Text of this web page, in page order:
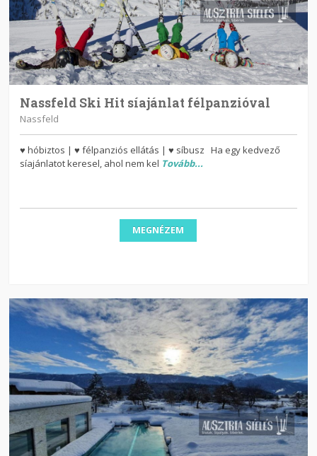
Nassfeld Ski Hit síajánlat félpanzióval
Nassfeld
♥ hóbiztos | ♥ félpanziós ellátás | ♥ síbusz Ha egy kedvező
síajánlatot keresel, ahol nem kel Tovább...
MEGNÉZEM